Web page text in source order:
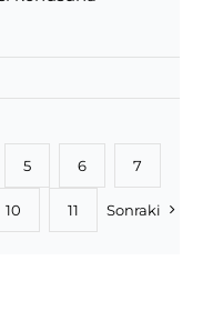
5 6 7
10 11 Sonraki